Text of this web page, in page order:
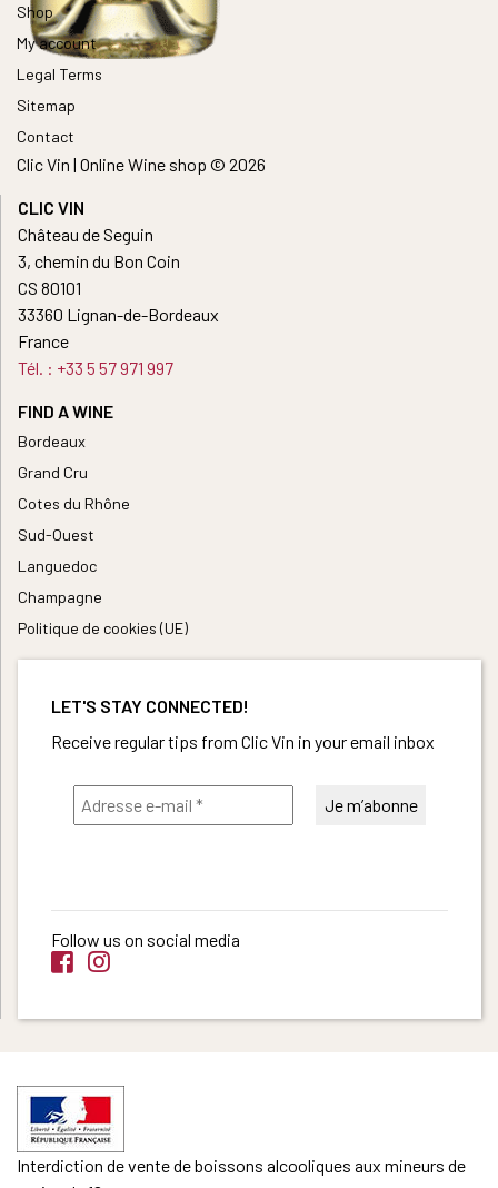
Shop
My account
Legal Terms
Sitemap
Contact
Clic Vin | Online Wine shop © 2026
CLIC VIN
Château de Seguin
3, chemin du Bon Coin
CS 80101
33360 Lignan-de-Bordeaux
France
Tél. : +33 5 57 971 997
FIND A WINE
Bordeaux
Grand Cru
Cotes du Rhône
Sud-Ouest
Languedoc
Champagne
Politique de cookies (UE)
LET'S STAY CONNECTED!
Receive regular tips from Clic Vin in your email inbox
Follow us on social media
Interdiction de vente de boissons alcooliques aux mineurs de